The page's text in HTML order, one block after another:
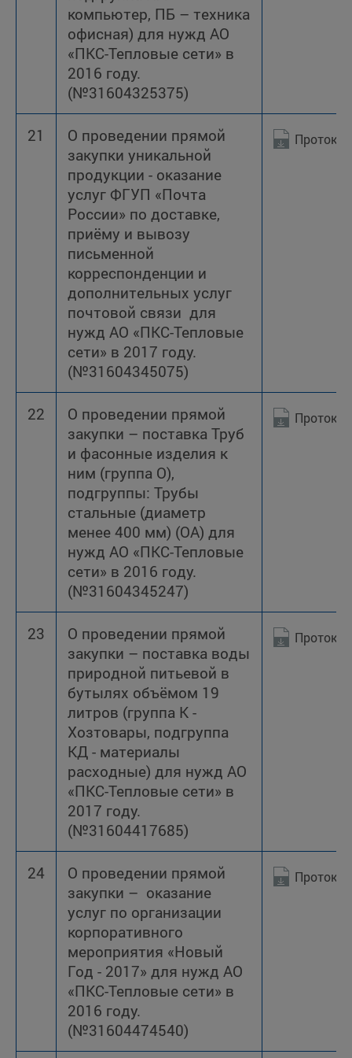
компьютер, ПБ – техника
офисная) для нужд АО
«ПКС-Тепловые сети» в
2016 году.
(№31604325375)
21
О проведении прямой
закупки уникальной
продукции - оказание
услуг ФГУП «Почта
России» по доставке,
приёму и вывозу
письменной
корреспонденции и
дополнительных услуг
почтовой связи для
нужд АО «ПКС-Тепловые
сети» в 2017 году.
(№31604345075)
Протокол
22
О проведении прямой
закупки – поставка Труб
и фасонные изделия к
ним (группа О),
подгруппы: Трубы
стальные (диаметр
менее 400 мм) (ОА) для
нужд АО «ПКС-Тепловые
сети» в 2016 году.
(№31604345247)
Протокол
23
О проведении прямой
закупки – поставка воды
природной питьевой в
бутылях объёмом 19
литров (группа К -
Хозтовары, подгруппа
КД - материалы
расходные) для нужд АО
«ПКС-Тепловые сети» в
2017 году.
(№31604417685)
Протокол
24
О проведении прямой
закупки – оказание
услуг по организации
корпоративного
мероприятия «Новый
Год - 2017» для нужд АО
«ПКС-Тепловые сети» в
2016 году.
(№31604474540)
Протокол